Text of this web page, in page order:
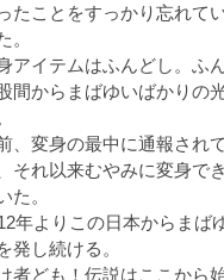
たことをすっかり忘れて
。
アイテムはふんどし。ふ
間からまばゆいばかりの
、変身の最中に通報され
それ以来むやみに変身で
た。
年よりこの日本からまば
発し続ける。
者ども！伝説はここから